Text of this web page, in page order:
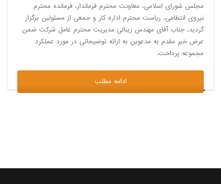
مجلس شورای اسلامی، معاونت محترم فرماندار، فرمانده محترم
نیروی انتظامی، ریاست محترم اداره کار و جمعی از مسئولین برگزار
گردید، جناب آقای مهندس زینالی مدیریت محترم عامل شرکت ضمن
عرض خیر مقدم به مدعوین به ارائه توضیحاتی در مورد عملکرد
مجموعه پرداخت.
ادامه مطلب